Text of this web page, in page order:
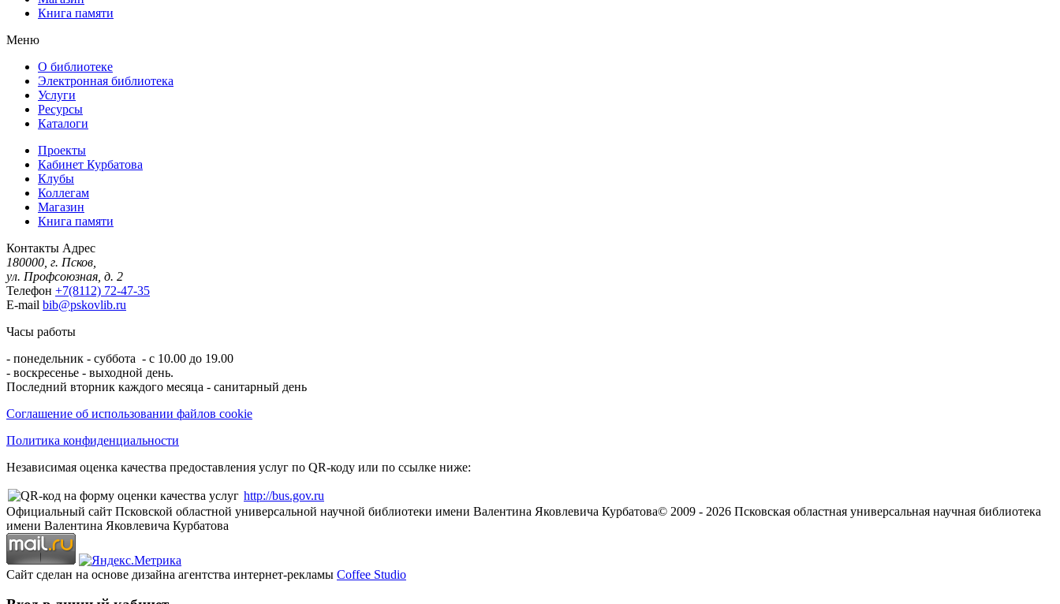
Книга памяти
Меню
О библиотеке
Электронная библиотека
Услуги
Ресурсы
Каталоги
Проекты
Кабинет Курбатова
Клубы
Коллегам
Магазин
Книга памяти
Контакты Адрес
180000, г. Псков,
ул. Профсоюзная, д. 2
Телефон +7(8112) 72-47-35
E-mail bib@pskovlib.ru
Часы работы
- понедельник - суббота - с 10.00 до 19.00
- воскресенье - выходной день.
Последний вторник каждого месяца - санитарный день
Соглашение об использовании файлов cookie
Политика конфиденциальности
Независимая оценка качества предоставления услуг по QR-коду или по ссылке ниже:
http://bus.gov.ru
Официальный сайт Псковской областной универсальной научной библиотеки имени Валентина Яковлевича Курбатова© 2009 - 2026 Псковская областная универсальная научная библиотека
имени Валентина Яковлевича Курбатова
Сайт сделан на основе дизайна агентства интернет-рекламы Coffee Studio